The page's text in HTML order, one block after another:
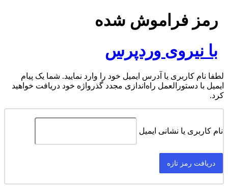
رمز فراموش شده
با نیروی وردپرس
لطفا نام کاربری یا آدرس ایمیل خود را وارد نمایید. شما یک پیام
ایمیل با دستورالعمل راه‌اندازی مجدد گذرواژه خود دریافت خواهید
کرد.
نام کاربری یا نشانی ایمیل